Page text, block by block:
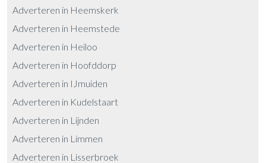
Adverteren in Heemskerk
Adverteren in Heemstede
Adverteren in Heiloo
Adverteren in Hoofddorp
Adverteren in IJmuiden
Adverteren in Kudelstaart
Adverteren in Lijnden
Adverteren in Limmen
Adverteren in Lisserbroek